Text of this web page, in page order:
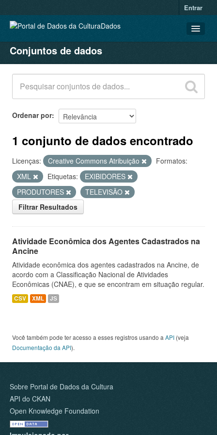
Entrar
CONJUNTOS DE DADOS
ORGANIZAÇÕES
GRUPOS
SOBRE
Conjuntos de dados
Ordenar por
1 conjunto de dados encontrado
Licenças: Creative Commons Atribuição
Formatos:
XML
Etiquetas:
EXIBIDORES
PRODUTORES
TELEVISÃO
Filtrar Resultados
Atividade Econômica dos Agentes Cadastrados na
Ancine
Atividade econômica dos agentes cadastrados na Ancine, de
acordo com a Classificação Nacional de Atividades
Econômicas (CNAE), e que se encontram em situação regular.
CSV XML JS
Você também pode ter acesso a esses registros usando a API (veja
Documentação da API).
Sobre Portal de Dados da Cultura
API do CKAN
Open Knowledge Foundation